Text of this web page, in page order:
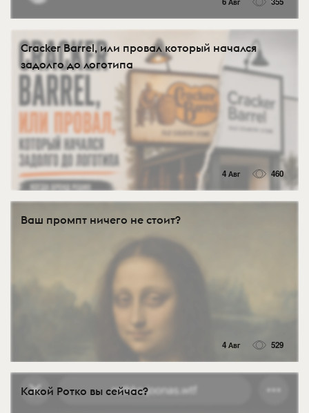
Cracker Barrel, или провал который начался
задолго до логотипа
4 Авг 460
Ваш промпт ничего не стоит?
4 Авг 529
Какой Ротко вы сейчас?